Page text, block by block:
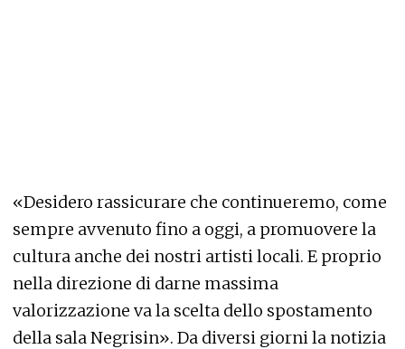
«Desidero rassicurare che continueremo, come
sempre avvenuto fino a oggi, a promuovere la
cultura anche dei nostri artisti locali. E proprio
nella direzione di darne massima
valorizzazione va la scelta dello spostamento
della sala Negrisin». Da diversi giorni la notizia